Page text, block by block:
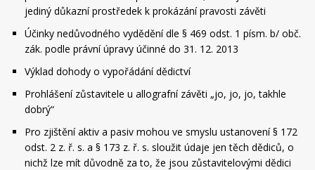
jediný důkazní prostředek k prokázání pravosti závěti
Účinky nedůvodného vydědění dle § 469 odst. 1 písm. b/ obč.
zák. podle právní úpravy účinné do 31. 12. 2013
Výklad dohody o vypořádání dědictví
Prohlášení zůstavitele u allografní závěti „jo, jo, jo, takhle
dobrý“
Pro zjištění aktiv a pasiv mohou ve smyslu ustanovení § 172
odst. 2 z. ř. s. a § 173 z. ř. s. sloužit údaje jen těch dědiců, o
nichž lze mít důvodně za to, že jsou zůstavitelovými dědici